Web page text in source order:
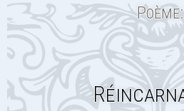
Poème: